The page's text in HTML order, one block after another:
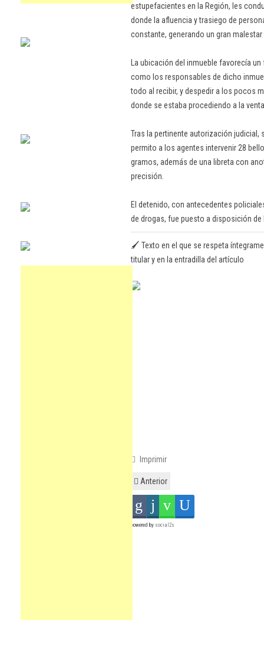
estupefacientes en la Región, les
donde la afluencia y trasiego de
constante, generando un gran
La ubicación del inmueble favorecía
como los responsables de dicho
todo al recibir, y despedir a los pocos
donde se estaba procediendo a la
Tras la pertinente autorización judicial,
permito a los agentes intervenir 28
gramos, además de una libreta con
precisión.
El detenido, con antecedentes
de drogas, fue puesto a disposición de
🖌️ Texto en el que se respeta
titular y en la entradilla del artículo
Imprimir
Anterior
powered by social2s